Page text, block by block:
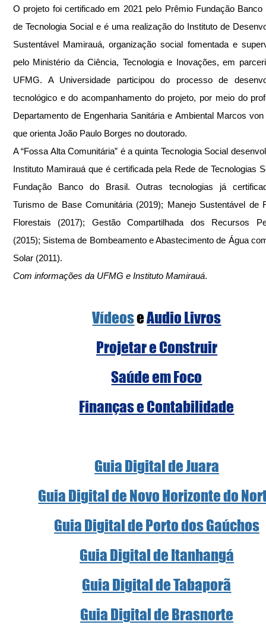
O projeto foi certificado em 2021 pelo Prêmio Fundação Banco
de Tecnologia Social e é uma realização do Instituto de
Sustentável Mamirauá, organização social fomentada e
pelo Ministério da Ciência, Tecnologia e Inovações, em
UFMG. A Universidade participou do processo de
tecnológico e do acompanhamento do projeto, por meio do
Departamento de Engenharia Sanitária e Ambiental Marcos von
que orienta João Paulo Borges no doutorado.
A “Fossa Alta Comunitária” é a quinta Tecnologia Social
Instituto Mamirauá que é certificada pela Rede de Tecnologias
Fundação Banco do Brasil. Outras tecnologias já
Turismo de Base Comunitária (2019); Manejo Sustentável de
Florestais (2017); Gestão Compartilhada dos Recursos
(2015); Sistema de Bombeamento e Abastecimento de Água
Solar (2011).
Com informações da UFMG e Instituto Mamirauá.
Vídeose Audio Livros
Projetar e Construir
Saúde em Foco
Finanças e Contabilidade
Guia Digital de Juara
Guia Digital de Novo Horizonte do
Guia Digital de Porto dos Gaúchos
Guia Digital de Itanhangá
Guia Digital de Tabaporã
Guia Digital de Brasnorte